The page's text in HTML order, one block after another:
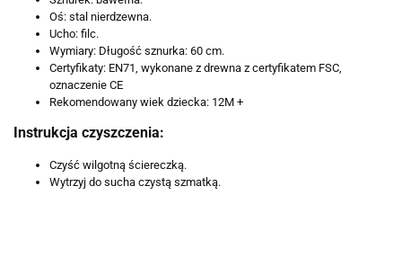
Oś: stal nierdzewna.
Ucho: filc.
Wymiary: Długość sznurka: 60 cm.
Certyfikaty: EN71, wykonane z drewna z certyfikatem FSC,
oznaczenie CE
Rekomendowany wiek dziecka: 12M +
Instrukcja czyszczenia:
Czyść wilgotną ściereczką.
Wytrzyj do sucha czystą szmatką.